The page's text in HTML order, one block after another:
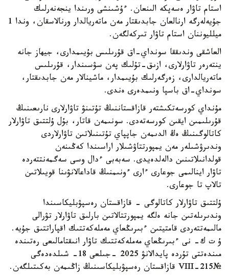
استام تاۋار ەسەپكە الىنعان. ءۇشىنشى ورىندا ينجەنەرلىك
جۇيەلەرگە ارنالعان جابدىقتار مەن ماتەريالدار ورنالاسقان، وندا 1
ميلليوننان استام تاۋار تىركەلگەن.
العاشقى وندىققا سونداي-اق قۇرىلىس بۇيىمدارى، جيھاز جانە
ينتەرەر تاۋارلارى، ازىق-تۇلىك پەن سۋسىندار، قۇرىلىس
ماتەريالدارى، زەرگەرلىك بۇيىمدار، ماشينالار مەن جابدىقتار،
سونداي-اق باسپا ونىمدەرى ەندى.
مۇنداي كورسەتكىشتەر قازاقستاننىڭ تۇتىنۋ تاۋارلارى نارىعىنىڭ
قۇرىلىمىن ايقىن كورسەتەدى. سونىمەن قاتار، بۇل ۇلتتىق تاۋارلار
كاتالوگىنىڭ ەڭ الدىمەن جاپپاي تۇتىنىلاتىن تاۋارلاردى
وندىرۋشىلەر مەن يمپورتتاۋشىلار اراسىندا كەڭىنەن
قولدانىلاتىنىن دالەلدەيدى. سەبەبى ءدال وسى سەگمەنتتەردە
تاۋار اينالىمى جوعارى ءارى ءونىمنىڭ قاداعالانۋىنا قويىلاتىن
تالاپ تا جوعارى.
ۇلتتىق تاۋارلار كاتالوگى - قازاقستان رەسپۋبليكاسىندا
وندىرىلەتىن جانە ەلگە يمپورتتالاتىن بارلىق تاۋارلار تۋرالى
مالىمەتتەردى قامتيتىن ءبىرىڭعاي مەملەكەتتىك اقپاراتتىق جۇيە.
ۇ ت ك- نى ءبىرىڭعاي مەملەكەتتىك تاۋار انىقتامالىعى رەتىندە
مىندەتتى تۇردە پايدالانۋ 2025 -جىلعى 18- شىلدەدەگى
№215-VIII قازاقستان رەسپۋبليكاسىنىڭ زاڭىمەن بەكىتىلگەن.